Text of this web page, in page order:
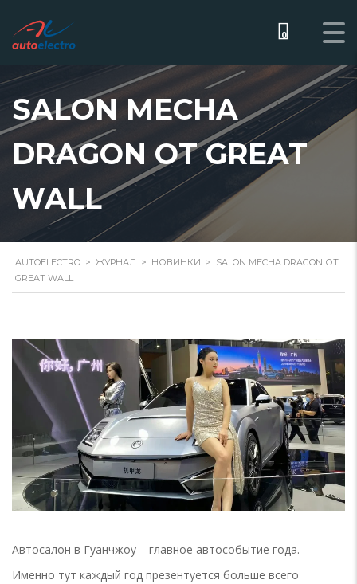
0
SALON MECHA
DRAGON ОТ GREAT
WALL
AUTOELECTRO > ЖУРНАЛ > НОВИНКИ > SALON MECHA DRAGON ОТ
GREAT WALL
Автосалон в Гуанчжоу – главное автособытие года.
Именно тут каждый год презентуется больше всего